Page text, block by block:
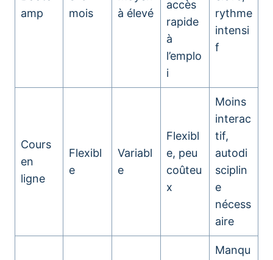
amp
mois
à élevé
accès
rapide
à
l’emplo
i
rythme
intensi
f
Cours
en
ligne
Flexibl
e
Variabl
e
Flexibl
e, peu
coûteu
x
Moins
interac
tif,
autodi
sciplin
e
nécess
aire
Manqu